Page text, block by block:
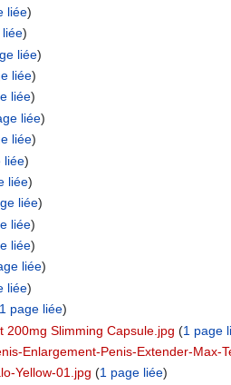
liée)
)
liée)
liée)
liée)
liée)
liée)
liée)
liée)
liée)
liée)
liée)
liée)
liée)
page liée)
200mg Slimming Capsule.jpg ‏‎ (1 page
Enlargement-Penis-Extender-Max-
Yellow-01.jpg ‏‎ (1 page liée)